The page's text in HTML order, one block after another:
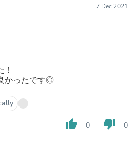
7 Dec 2021
かったです◎
thumb_up 0 thumb_down 0